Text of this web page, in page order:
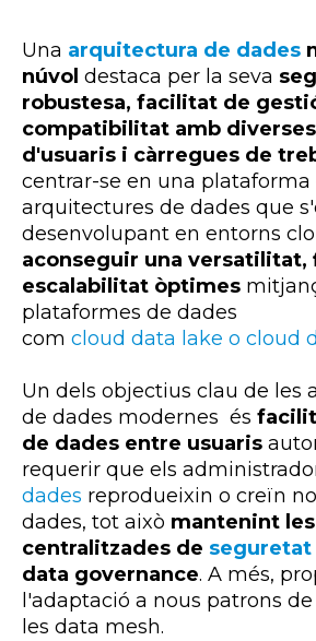
Una arquitectura de dades
núvol destaca per la seva
robustesa, facilitat de
compatibilitat amb
d'usuaris i càrregues de
centrar-se en una plataforma
arquitectures de dades que
desenvolupant en entorns
aconseguir una
escalabilitat òptimes
plataformes de dades
com cloud data lake o cloud
Un dels objectius clau de les
de dades modernes és
de dades entre usuaris
requerir que els
dades reprodueixin o creïn
dades, tot això mantenint
centralitzades de seguretat
data governance. A més,
l'adaptació a nous patrons de
les data mesh.